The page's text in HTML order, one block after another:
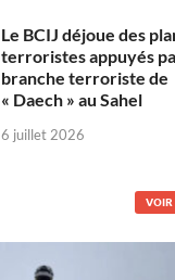
Le BCIJ déjoue des
terroristes appuyés
branche terroriste de
« Daech » au Sahel
6 juillet 2026
VOIR